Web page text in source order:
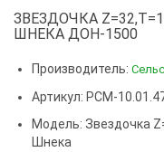
ЗВЕЗДОЧКА
ШНЕКА ДОН-1500
Производитель:
Артикул: РСМ-
Модель: Звездочка
Шнека